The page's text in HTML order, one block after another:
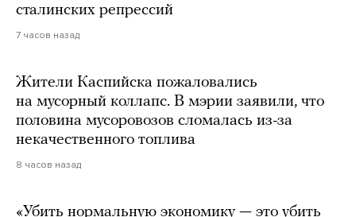
сталинских репрессий
7 часов назад
Жители Каспийска пожаловались
на мусорный коллапс. В мэрии заявили, что
половина мусоровозов сломалась из-за
некачественного топлива
8 часов назад
«Убить нормальную экономику — это убить